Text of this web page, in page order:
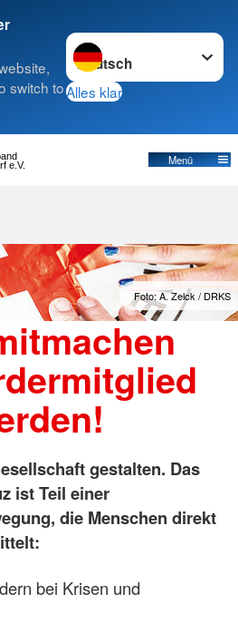
switch to
Sprache wechseln zu
Alles klar
e.V. Menü
Foto: A. Zelck / DRKS
gestalten. Das
ist Teil einer
die Menschen direkt
bei Krisen und